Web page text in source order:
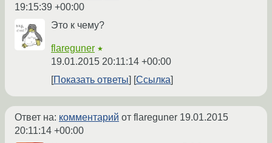
19:15:39 +00:00
Это к чему?
flareguner ★
19.01.2015 20:11:14 +00:00
Показать ответы
Ссылка
Ответ на: комментарий от flareguner 19.01.2015
20:11:14 +00:00